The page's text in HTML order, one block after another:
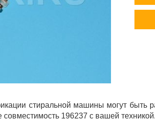
стиральной машины могут быть
совместимость 196237 с вашей техникой.